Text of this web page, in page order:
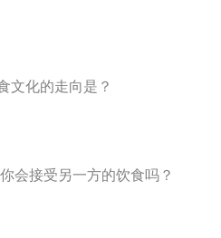
文化的走向是？
会接受另一方的饮食吗？